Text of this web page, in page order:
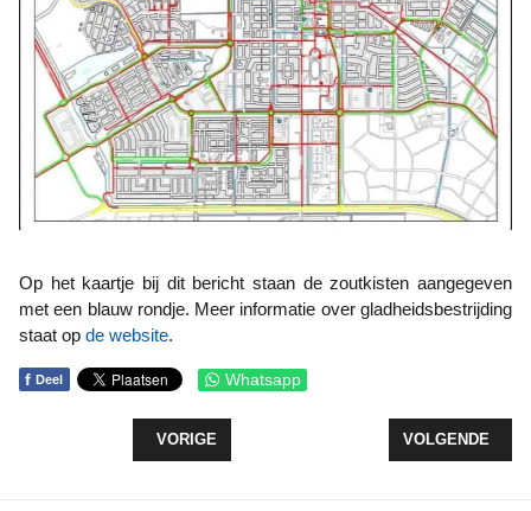
Op het kaartje bij dit bericht staan de zoutkisten aangegeven
met een blauw rondje. Meer informatie over gladheidsbestrijding
staat op de website.
f Deel Whatsapp
VORIG ARTIKEL: WIJZIGINGEN
VORIGE VOLGENDE
VOLGENDE